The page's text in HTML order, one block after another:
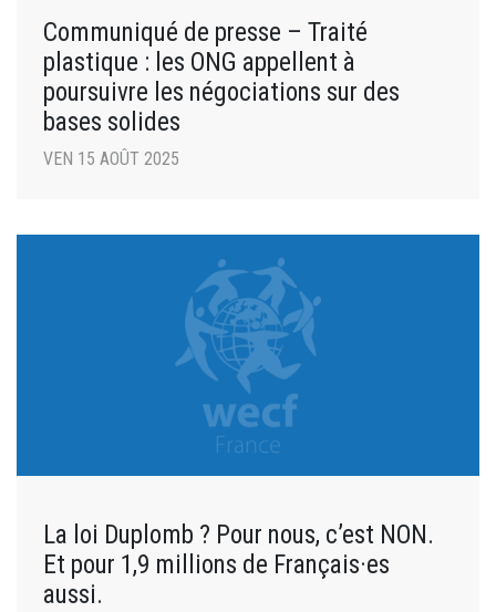
Communiqué de presse – Traité
plastique : les ONG appellent à
poursuivre les négociations sur des
bases solides
VEN 15 AOÛT 2025
La loi Duplomb ? Pour nous, c’est NON.
Et pour 1,9 millions de Français·es
aussi.